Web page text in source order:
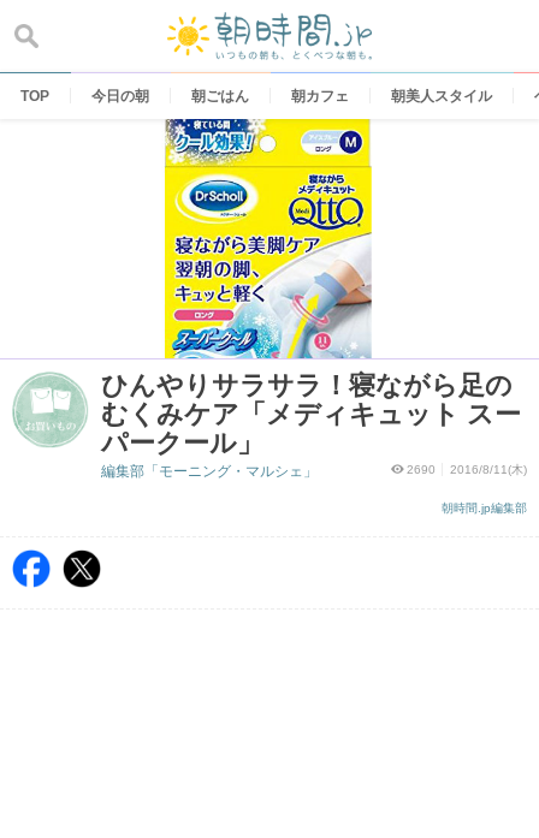
content
TOP 今日の朝 朝ごはん 朝カフェ 朝美人スタイル
ひんやりサラサラ！寝ながら足の
むくみケア「メディキュット スー
パークール」
2690 2016/8/11(木)
朝時間.jp編集部
編集部「モーニング・マルシェ」